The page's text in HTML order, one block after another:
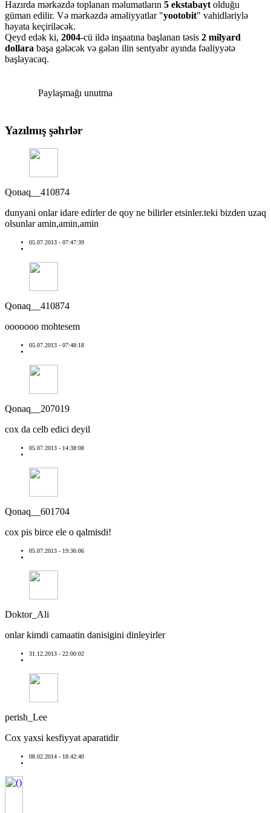
Hazırda mərkəzdə toplanan məlumatların 5 ekstabayt olduğu
güman edilir. Və mərkəzdə əməliyyatlar "yootobit" vahidləriylə
həyata keçiriləcək.
Qeyd edək ki, 2004-cü ildə inşaatına başlanan təsis 2 milyard
dollara başa gələcək və gələn ilin sentyabr ayında fəaliyyətə
başlayacaq.
Paylaşmağı unutma
Yazılmış şəhrlər
Qonaq__410874
dunyani onlar idare edirler de qoy ne bilirler etsinler.teki bizden uzaq
olsunlar amin,amin,amin
05.07.2013 - 07:47:39
Qonaq__410874
ooooooo mohtesem
05.07.2013 - 07:48:18
Qonaq__207019
cox da celb edici deyil
05.07.2013 - 14:38:08
Qonaq__601704
cox pis birce ele o qalmisdi!
05.07.2013 - 19:36:06
Doktor_Ali
onlar kimdi camaatin danisigini dinleyirler
31.12.2013 - 22:00:02
perish_Lee
Cox yaxsi kesfiyyat aparatidir
08.02.2014 - 18:42:40